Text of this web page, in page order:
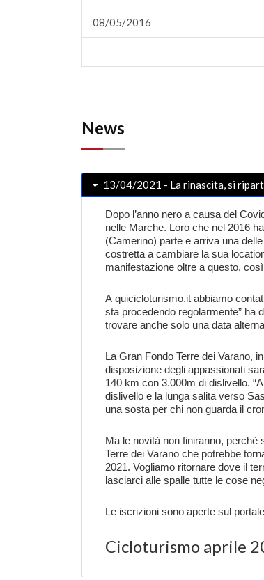
08/05/2016
News
13/04/2021 - La rinascita, si
Dopo l’anno nero a causa del
nelle Marche. Loro che nel 2016
(Camerino) parte e arriva una
costretta a cambiare la sua
manifestazione oltre a questo,
A quicicloturismo.it abbiamo
sta procedendo regolarmente” ha
trovare anche solo una data
La Gran Fondo Terre dei Varano,
disposizione degli appassionati
140 km con 3.000m di dislivello. “
dislivello e la lunga salita verso
una sosta per chi non guarda il
Ma le novità non finiranno, perchè
Terre dei Varano che potrebbe
2021. Vogliamo ritornare dove il
lasciarci alle spalle tutte le cose
Le iscrizioni sono aperte sul
Cicloturismo aprile